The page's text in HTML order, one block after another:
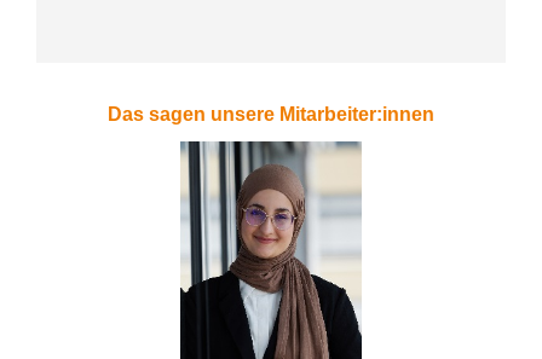
Das sagen unsere Mitarbeiter:innen